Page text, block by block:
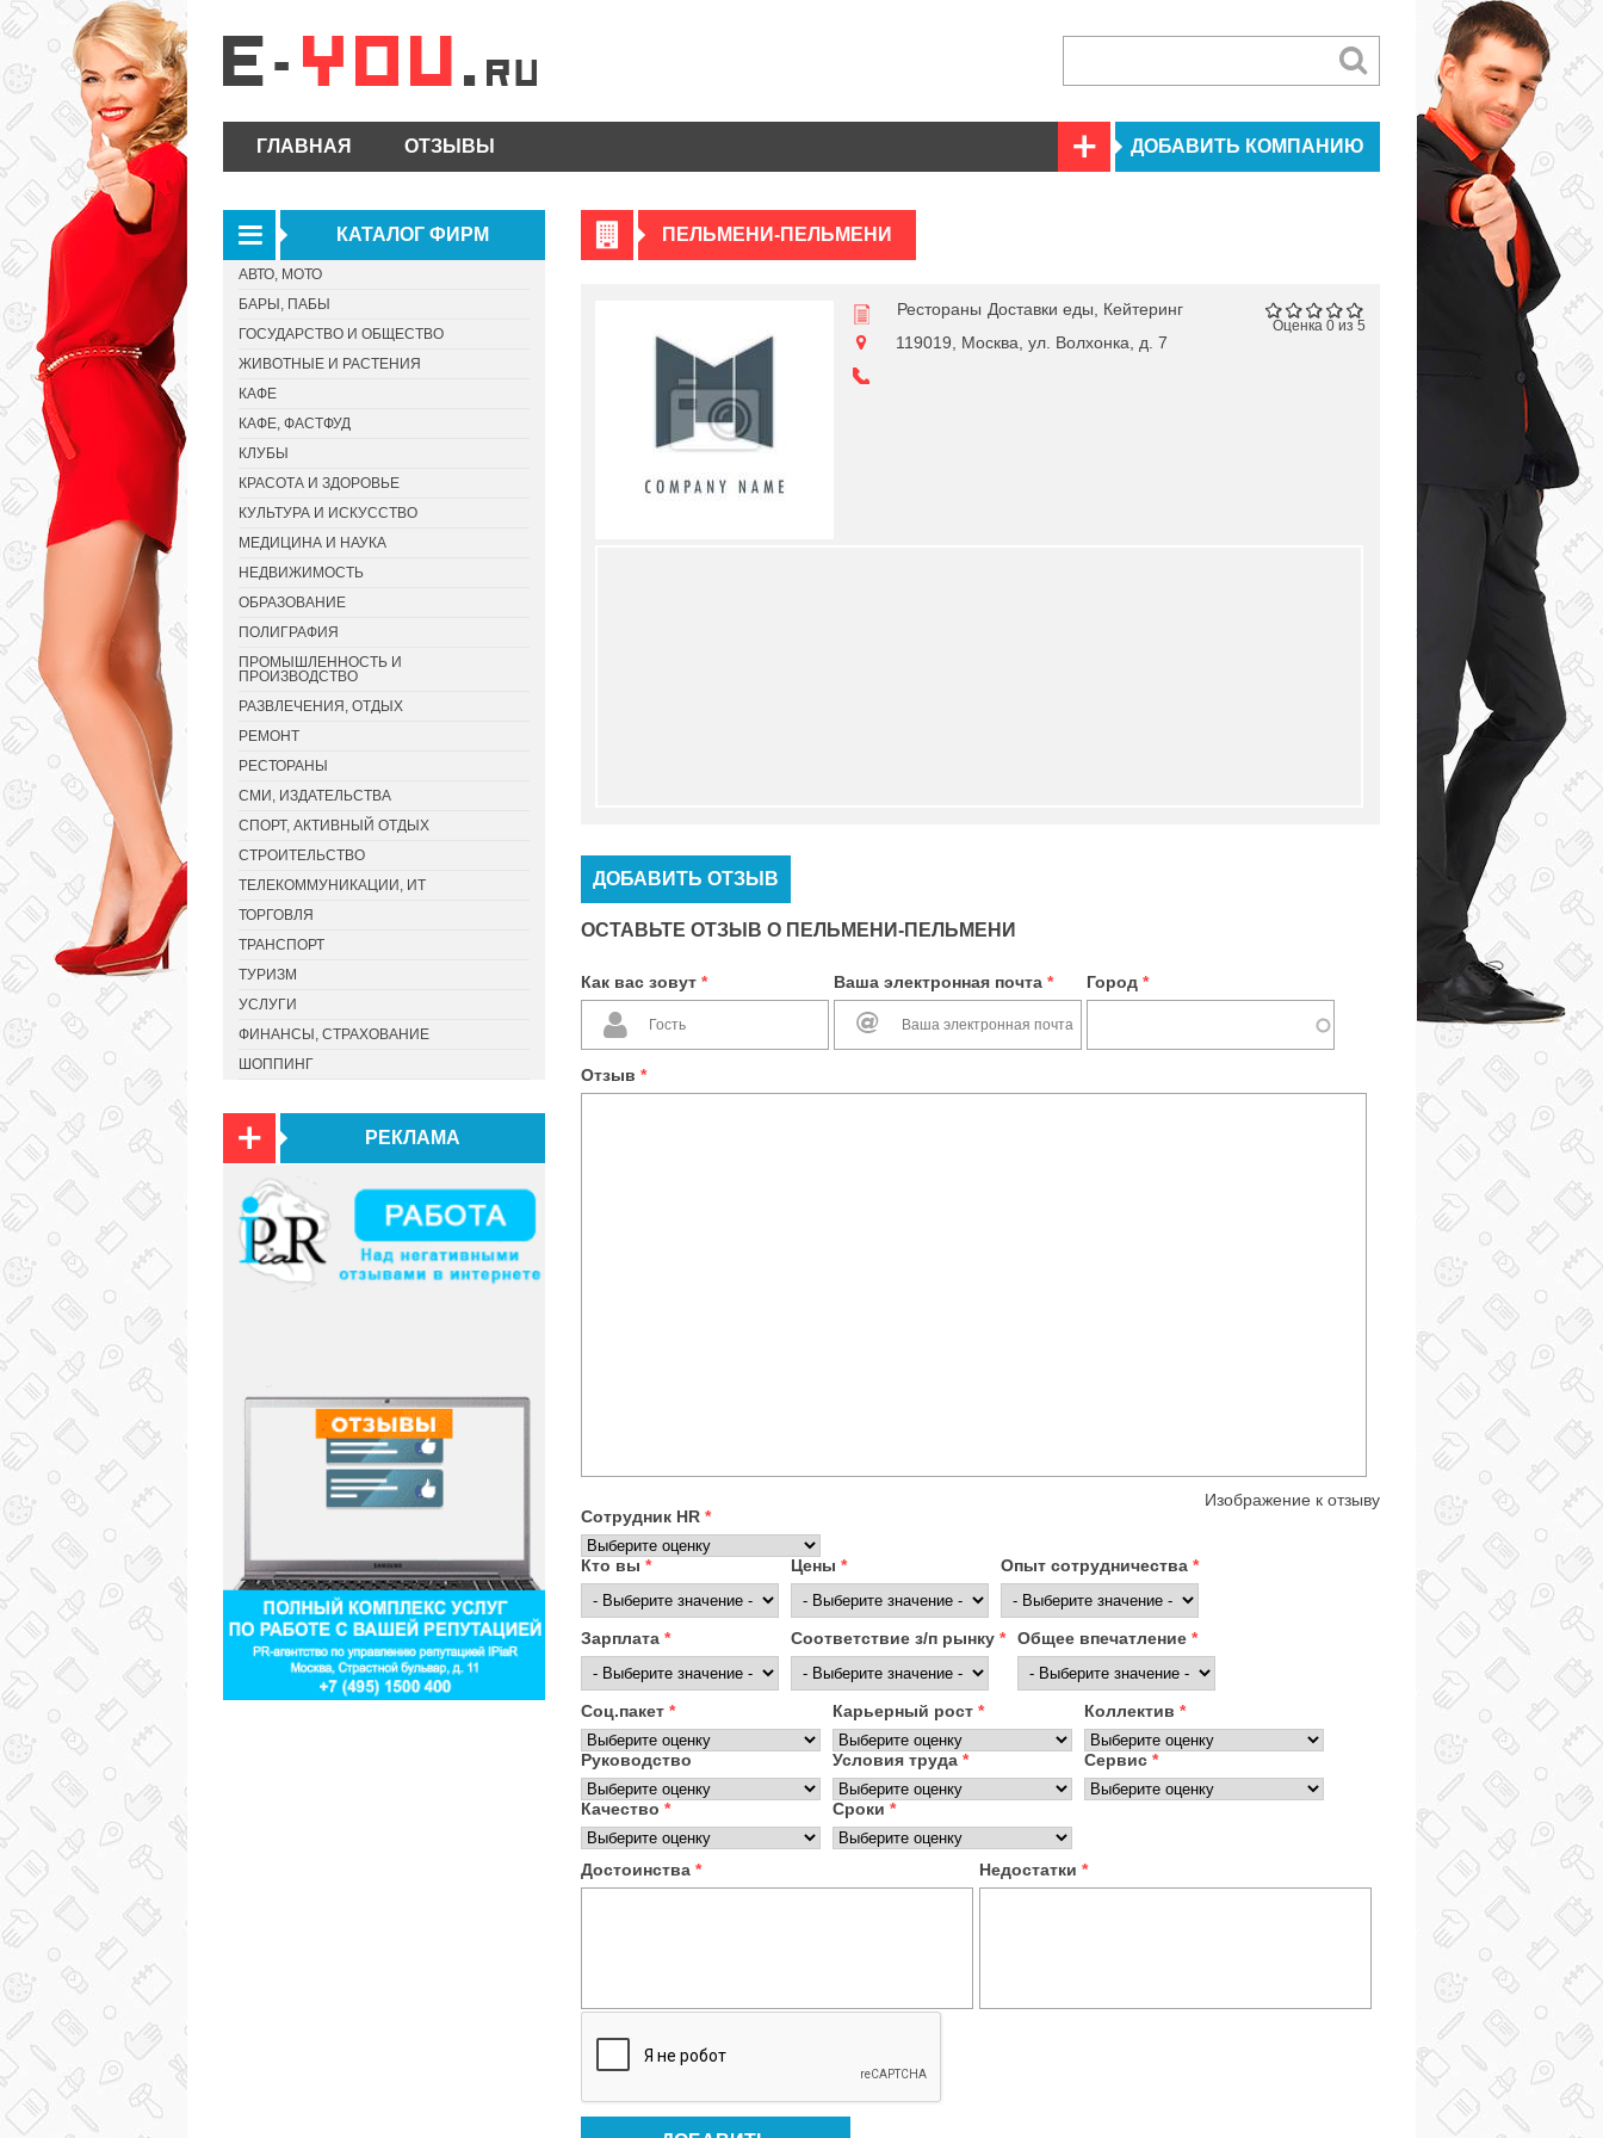
ГЛАВНАЯ ОТЗЫВЫ ДОБАВИТЬ КОМПАНИЮ
ПЕЛЬМЕНИ-ПЕЛЬМЕНИ
Оценка 0 из 5
Рестораны Доставки еды, Кейтеринг
119019, Москва, ул. Волхонка, д. 7
ДОБАВИТЬ ОТЗЫВ
ОСТАВЬТЕ ОТЗЫВ О ПЕЛЬМЕНИ-ПЕЛЬМЕНИ
Как вас зовут * Ваша электронная почта * Город *
Отзыв *
Изображение к отзыву
Сотрудник HR *
Кто вы * Цены * Опыт сотрудничества *
Зарплата * Соответствие з/п рынку * Общее впечатление *
Соц.пакет * Карьерный рост * Коллектив *
Руководство Условия труда * Сервис *
Качество * Сроки *
Достоинства * Недостатки *
КАТАЛОГ ФИРМ
АВТО, МОТО
БАРЫ, ПАБЫ
ГОСУДАРСТВО И ОБЩЕСТВО
ЖИВОТНЫЕ И РАСТЕНИЯ
КАФЕ
КАФЕ, ФАСТФУД
КЛУБЫ
КРАСОТА И ЗДОРОВЬЕ
КУЛЬТУРА И ИСКУССТВО
МЕДИЦИНА И НАУКА
НЕДВИЖИМОСТЬ
ОБРАЗОВАНИЕ
ПОЛИГРАФИЯ
ПРОМЫШЛЕННОСТЬ И
ПРОИЗВОДСТВО
РАЗВЛЕЧЕНИЯ, ОТДЫХ
РЕМОНТ
РЕСТОРАНЫ
СМИ, ИЗДАТЕЛЬСТВА
СПОРТ, АКТИВНЫЙ ОТДЫХ
СТРОИТЕЛЬСТВО
ТЕЛЕКОММУНИКАЦИИ, ИТ
ТОРГОВЛЯ
ТРАНСПОРТ
ТУРИЗМ
УСЛУГИ
ФИНАНСЫ, СТРАХОВАНИЕ
ШОППИНГ
РЕКЛАМА